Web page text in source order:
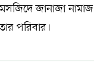
জানাজা নামাজ
পরিবার।